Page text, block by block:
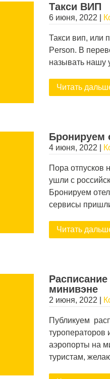
Такси ВИП
6 июня, 2022
Такси вип, или
Person. В
называть нашу
Читать
Бронируем
4 июня, 2022
Пора отпусков
ушли с
Бронируем
сервисы
Читать
минивэне
2 июня, 2022
Публикуем
туроператоров
аэропорты на
туристам,